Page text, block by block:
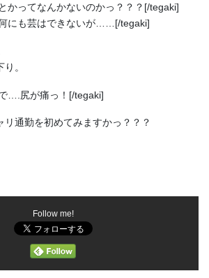
かってなんかないのかっ？？？[/tegaki]
にも芸はできないが……[/tegaki]
。
….尻が痛っ！[/tegaki]
リ通勤を初めてみますかっ？？？
Follow me!